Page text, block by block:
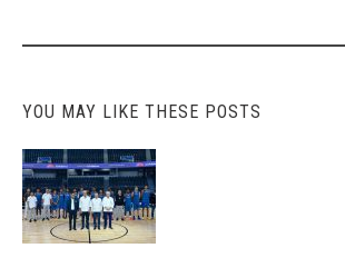
YOU MAY LIKE THESE POSTS